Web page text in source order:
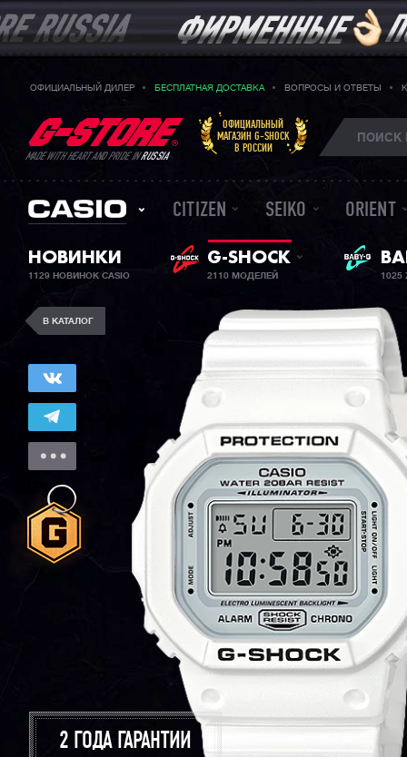
ОФИЦИАЛЬНЫЙ ДИЛЕР БЕСПЛАТНАЯ ДОСТАВКА ВОПРОСЫ И ОТВЕТЫ
MADE WITH HEART AND PRIDE INRUSSIA
ОФИЦИАЛЬНЫЙ
МАГАЗИН G-SHOCK
В РОССИИ
CITIZEN SEIKO ORIENT
НОВИНКИ
1129 НОВИНОК CASIO
G-SHOCK
2110 МОДЕЛЕЙ
В КАТАЛОГ
2 ГОДА ГАРАНТИИ